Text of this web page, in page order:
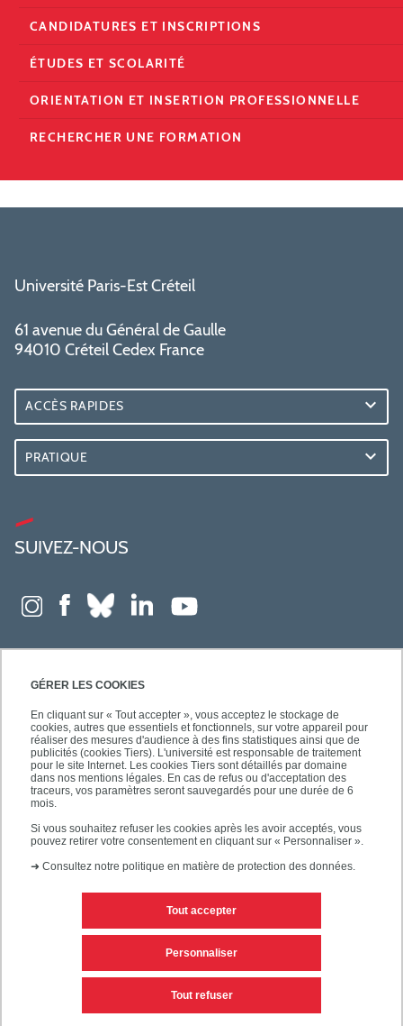
GÉRER LES COOKIES
En cliquant sur « Tout accepter », vous acceptez le stockage de
cookies, autres que essentiels et fonctionnels, sur votre appareil pour
réaliser des mesures d'audience à des fins statistiques ainsi que de
publicités (cookies Tiers). L'université est responsable de traitement
pour le site Internet. Les cookies Tiers sont détaillés par domaine
dans nos mentions légales. En cas de refus ou d'acceptation des
traceurs, vos paramètres seront sauvegardés pour une durée de 6
mois.
Si vous souhaitez refuser les cookies après les avoir acceptés, vous
pouvez retirer votre consentement en cliquant sur « Personnaliser ».
➜ Consultez notre politique en matière de protection des données.
Tout accepter
Tout refuser
Personnaliser
CANDIDATURES ET INSCRIPTIONS
ÉTUDES ET SCOLARITÉ
ORIENTATION ET INSERTION PROFESSIONNELLE
RECHERCHER UNE FORMATION
Université Paris-Est Créteil
61 avenue du Général de Gaulle
94010 Créteil Cedex France
ACCÈS RAPIDES
PRATIQUE
SUIVEZ-NOUS
Mentions légales
Personnaliser les cookies Plan du site